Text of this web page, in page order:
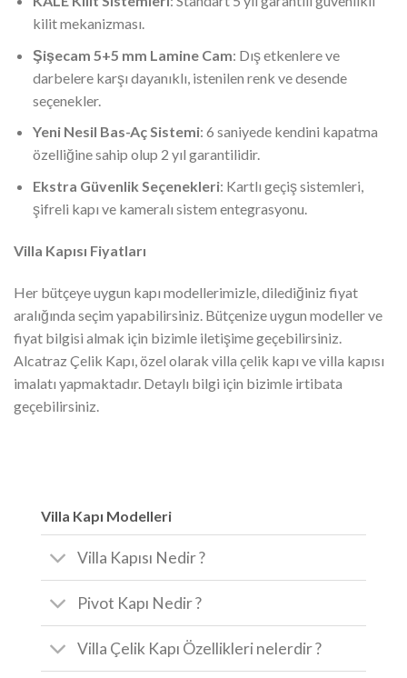
kilit mekanizması.
Şişecam 5+5 mm Lamine Cam: Dış etkenlere ve
darbelere karşı dayanıklı, istenilen renk ve desende
seçenekler.
Yeni Nesil Bas-Aç Sistemi: 6 saniyede kendini kapatma
özelliğine sahip olup 2 yıl garantilidir.
Ekstra Güvenlik Seçenekleri: Kartlı geçiş sistemleri,
şifreli kapı ve kameralı sistem entegrasyonu.
Villa Kapısı Fiyatları
Her bütçeye uygun kapı modellerimizle, dilediğiniz fiyat
aralığında seçim yapabilirsiniz. Bütçenize uygun modeller ve
fiyat bilgisi almak için bizimle iletişime geçebilirsiniz.
Alcatraz Çelik Kapı, özel olarak villa çelik kapı ve villa kapısı
imalatı yapmaktadır. Detaylı bilgi için bizimle irtibata
geçebilirsiniz.
Villa Kapı Modelleri
Villa Kapısı Nedir ?
Pivot Kapı Nedir ?
Villa Çelik Kapı Özellikleri nelerdir ?